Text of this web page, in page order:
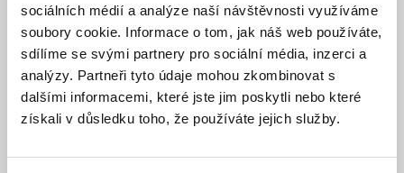
sociálních médií a analýze naší návštěvnosti využíváme
soubory cookie. Informace o tom, jak náš web používáte,
sdílíme se svými partnery pro sociální média, inzerci a
analýzy. Partneři tyto údaje mohou zkombinovat s
dalšími informacemi, které jste jim poskytli nebo které
získali v důsledku toho, že používáte jejich služby.
Detail